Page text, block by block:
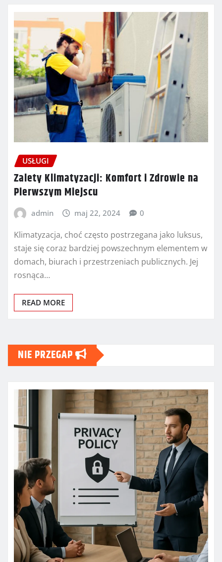
USŁUGI
Zalety Klimatyzacji: Komfort i Zdrowie na
Pierwszym Miejscu
admin maj 22, 2024 0
Klimatyzacja, choć często postrzegana jako luksus,
staje się coraz bardziej powszechnym elementem w
domach, biurach i przestrzeniach publicznych. Jej
rosnąca…
READ MORE
NIE PRZEGAP